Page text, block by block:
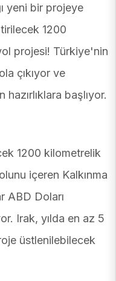
yeni bir projeye
1200
projesi! Türkiye'nin
çıkıyor ve
başlıyor.
1200 kilometrelik
içeren Kalkınma
ABD Doları
Irak, yılda en az 5
üstlenilebilecek